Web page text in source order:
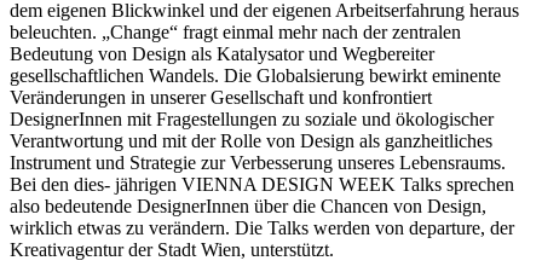
dem eigenen Blickwinkel und der eigenen Arbeitserfahrung heraus
beleuchten. „Change“ fragt einmal mehr nach der zentralen
Bedeutung von Design als Katalysator und Wegbereiter
gesellschaftlichen Wandels. Die Globalsierung bewirkt eminente
Veränderungen in unserer Gesellschaft und konfrontiert
DesignerInnen mit Fragestellungen zu soziale und ökologischer
Verantwortung und mit der Rolle von Design als ganzheitliches
Instrument und Strategie zur Verbesserung unseres Lebensraums.
Bei den dies- jährigen VIENNA DESIGN WEEK Talks sprechen
also bedeutende DesignerInnen über die Chancen von Design,
wirklich etwas zu verändern. Die Talks werden von departure, der
Kreativagentur der Stadt Wien, unterstützt.